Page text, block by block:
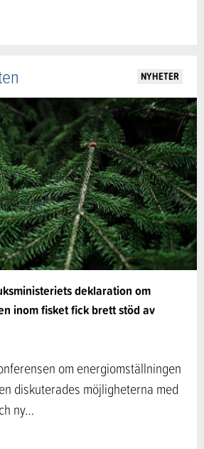
deklaration om
inom fisket fick brett stöd av
NYHETER
om energiomställningen
diskuterades möjligheterna med
ny…